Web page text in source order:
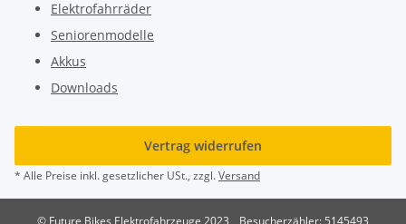
Elektrofahrräder
Seniorenmodelle
Akkus
Downloads
Vertrag widerrufen
* Alle Preise inkl. gesetzlicher USt., zzgl.Versand
© Future Bikes Elektrofahrzeuge 2023 Besucherzähler: 5145493